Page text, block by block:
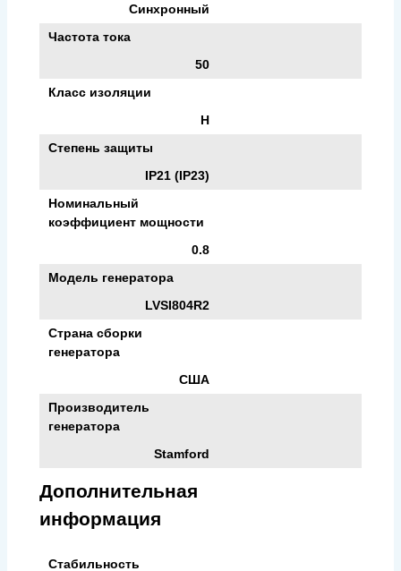
Синхронный
Частота тока
50
Класс изоляции
H
Степень защиты
IP21 (IP23)
Номинальный
коэффициент мощности
0.8
Модель генератора
LVSI804R2
Страна сборки
генератора
США
Производитель
генератора
Stamford
Дополнительная
информация
Стабильность